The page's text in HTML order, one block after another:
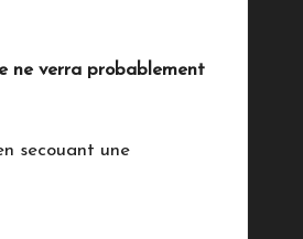
ne verra probablement
secouant une